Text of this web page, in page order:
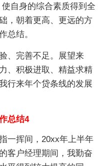
自身的综合素质得到全
，朝着更高、更远的方
总结。
、完善不足。展望来
、积极进取、精益求精
行来年个贷条线的发展
总结4
一挥间，20xx年上半年
客户经理期间，我勤奋